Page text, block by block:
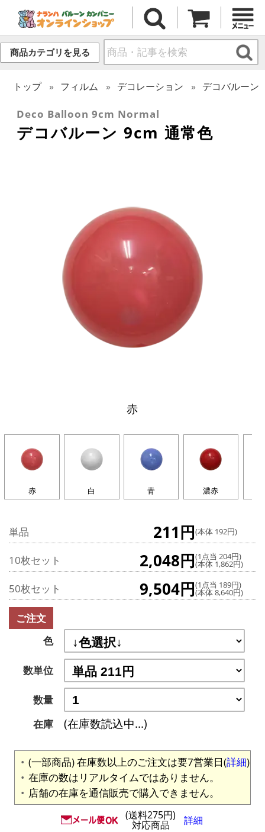
商品カテゴリを見る
トップ フィルム デコレーション デコバルーン
Deco Balloon 9cm Normal
デコバルーン 9cm 通常色
赤
赤 白 青 濃赤
単品 211円(本体 192円)
10枚セット 2,048円(1点当 204円)
(本体 1,862円)
50枚セット 9,504円(1点当 189円)
(本体 8,640円)
ご注文
色
数単位
数量
在庫
(在庫数読込中...)
(一部商品) 在庫数以上のご注文は要7営業日(詳細)
在庫の数はリアルタイムではありません。
店舗の在庫を通信販売で購入できません。
(送料275円)
対応商品 詳細